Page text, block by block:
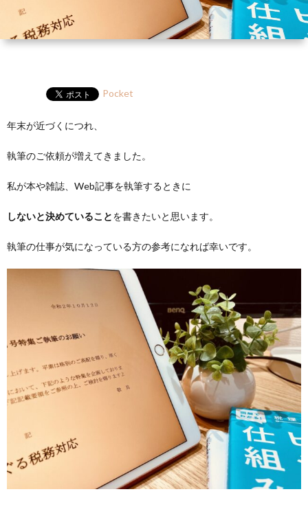
ー・
講
Pocket
年末が近づくにつれ、
執筆のご依頼が増えてきました。
私が本や雑誌、Web記事を執筆するときに
しないと決めていることを書きたいと思います。
執筆の仕事が気になっている方の参考になれば幸いです。